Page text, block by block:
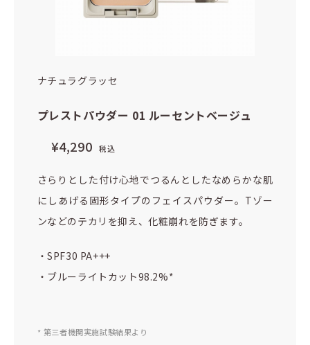
ナチュラグラッセ
プレストパウダー 01 ルーセントベージュ
¥4,290 税込
さらりとした付け心地でつるんとしたなめらかな肌
にしあげる固形タイプのフェイスパウダー。Tゾー
ンなどのテカリを抑え、化粧崩れを防ぎます。
・SPF30 PA+++
・ブルーライトカット98.2%*
* 第三者機関実施試験結果より